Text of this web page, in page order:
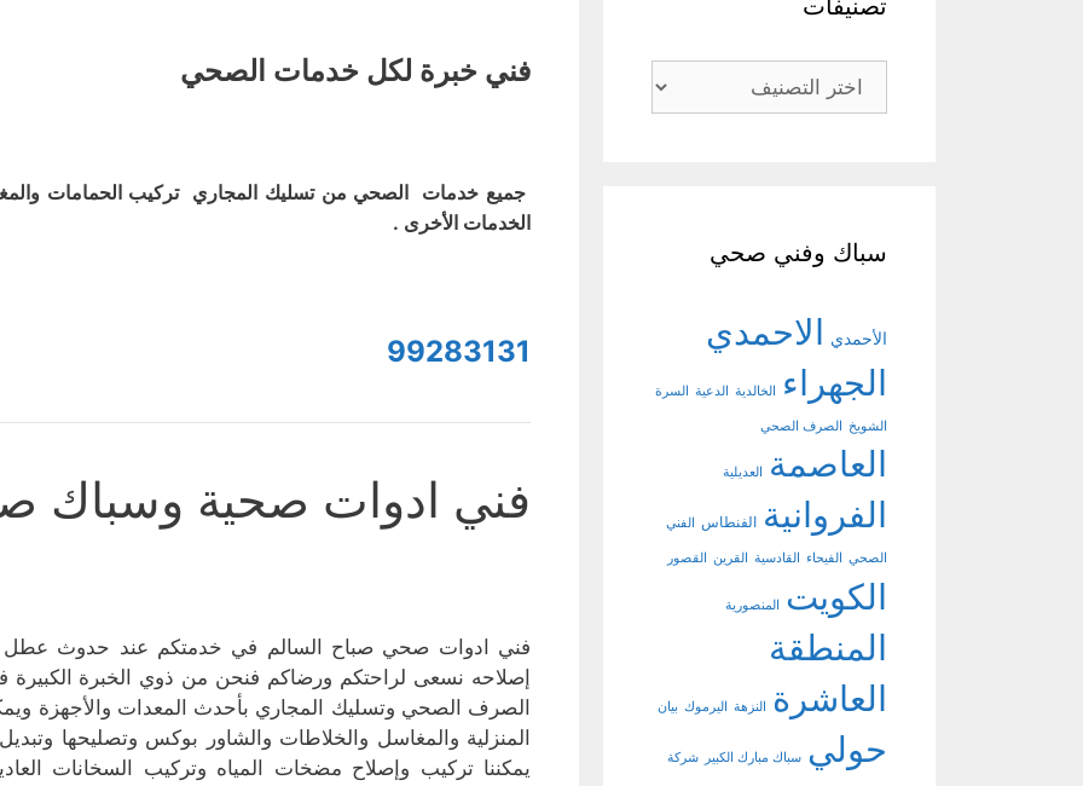
فني خبرة لكل خدمات الصحي
جميع خدمات الصحي من تسليك المجاري تركيب الحمامات
الخدمات الأخرى .
99283131
فني ادوات صحية وسباك
فني ادوات صحي صباح السالم في خدمتكم عند حدوث عطل
إصلاحه نسعى لراحتكم ورضاكم فنحن من ذوي الخبرة
الصرف الصحي وتسليك المجاري بأحدث المعدات والأجهزة
المنزلية والمغاسل والخلاطات والشاور بوكس وتصليحها
يمكننا تركيب وإصلاح مضخات المياه وتركيب السخانات
تصنيفات
تصنيفات
سباك وفني صحي
الأحمدي الاحمدي
الجهراء
الخالدية الدعية السرة
الشويخ الصرف الصحي
العاصمة العديلية
الفروانية الفنطاس الفني
الصحي الفيحاء القادسية القرين القصور
الكويت المنصورية
المنطقة
العاشرة
النزهة اليرموك بيان
حولي سباك مبارك الكبير شركة